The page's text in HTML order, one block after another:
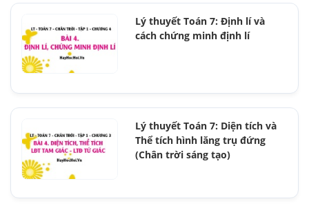
Lý thuyết Toán 7: Định lí và
cách chứng minh định lí
Lý thuyết Toán 7: Diện tích và
Thể tích hình lăng trụ đứng
(Chân trời sáng tạo)